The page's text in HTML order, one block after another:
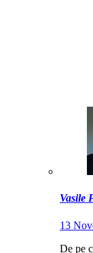
Vasile
13
De pe